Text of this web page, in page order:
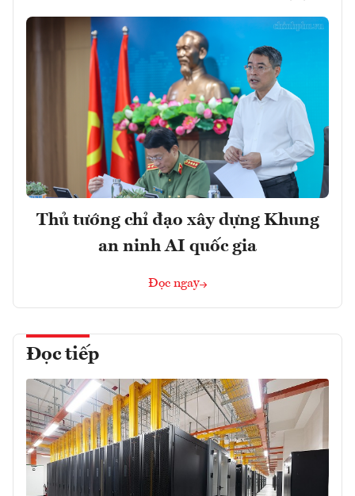
Thủ tướng chỉ đạo xây dựng Khung
an ninh AI quốc gia
Đọc ngay
Đọc tiếp